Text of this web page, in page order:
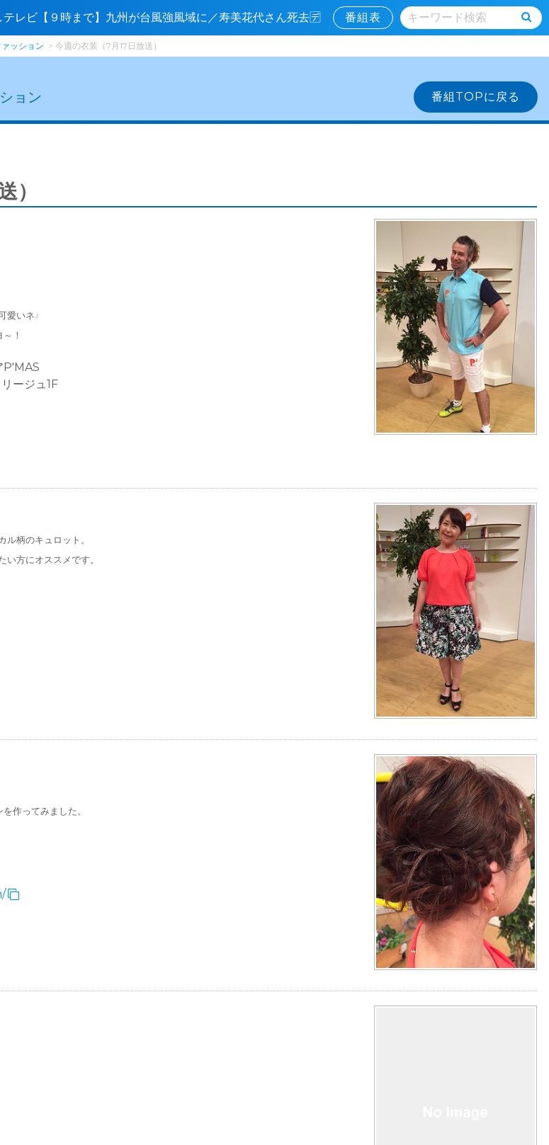
レビ【９時まで】九州が台風強風域に／寿美花代さん死去🈓 番組表
ッション 今週の衣装（7月17日放送）
ョン 番組TOPに戻る
）
愛いネ♪
！
P'MAS
ージュ1F
柄のキュロット。
方にオススメです。
作ってみました。